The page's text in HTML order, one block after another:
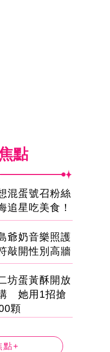
點
混蛋號召粉絲
追星吃美食！
爺奶音樂照護
敲開性別高牆
坊蛋黃酥開放
她用1招搶
顆
點+